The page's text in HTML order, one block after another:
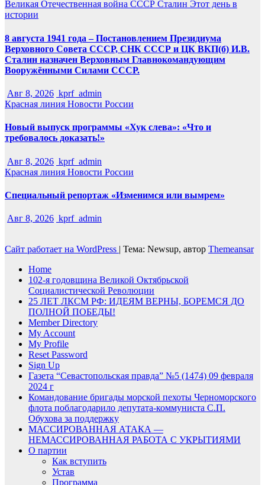
Великая Отечественная война СССР Сталин Этот день в
истории
8 августа 1941 года – Постановлением Президиума
Верховного Совета СССР, СНК СССР и ЦК ВКП(б) И.В.
Сталин назначен Верховным Главнокомандующим
Вооружёнными Силами СССР.
Авг 8, 2026 kprf_admin
Красная линия Новости России
Новый выпуск программы «Хук слева»: «Что и
требовалось доказать!»
Авг 8, 2026 kprf_admin
Красная линия Новости России
Специальный репортаж «Изменимся или вымрем»
Авг 8, 2026 kprf_admin
Сайт работает на WordPress | Тема: Newsup, автор Themeansar
Home
102-я годовщина Великой Октябрьской
Социалистической Революции
25 ЛЕТ ЛКСМ РФ: ИДЕЯМ ВЕРНЫ, БОРЕМСЯ ДО
ПОЛНОЙ ПОБЕДЫ!
Member Directory
My Account
My Profile
Reset Password
Sign Up
Газета “Севастопольская правда” №5 (1474) 09 февраля
2024 г
Командование бригады морской пехоты Черноморского
флота поблагодарило депутата-коммуниста С.П.
Обухова за поддержку
МАССИРОВАННАЯ АТАКА —
НЕМАССИРОВАННАЯ РАБОТА С УКРЫТИЯМИ
О партии
Как вступить
Устав
Программа